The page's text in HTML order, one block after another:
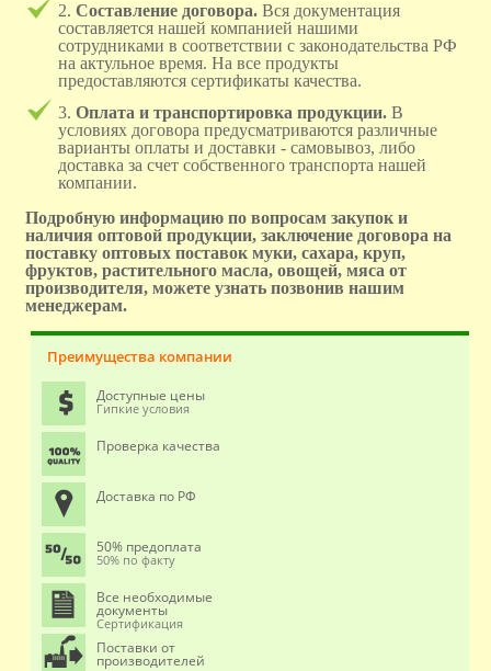
2. Составление договора. Вся документация
составляется нашей компанией нашими
сотрудниками в соответствии с законодательства РФ
на актульное время. На все продукты
предоставляются сертификаты качества.
3. Оплата и транспортировка продукции. В
условиях договора предусматриваются различные
варианты оплаты и доставки - самовывоз, либо
доставка за счет собственного транспорта нашей
компании.
Подробную информацию по вопросам закупок и
наличия оптовой продукции, заключение договора на
поставку оптовых поставок муки, сахара, круп,
фруктов, растительного масла, овощей, мяса от
производителя, можете узнать позвонив нашим
менеджерам.
Преимущества компании
Доступные цены
Гипкие условия
Проверка качества
Доставка по РФ
50% предоплата
50% по факту
Все необходимые
документы
Сертификация
Поставки от
производителей